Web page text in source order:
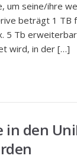
um seine/ihre
beträgt 1 TB
5 Tb
wird, in der […]
in den